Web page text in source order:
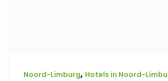
Noord-Limburg, Hotels in Noord-